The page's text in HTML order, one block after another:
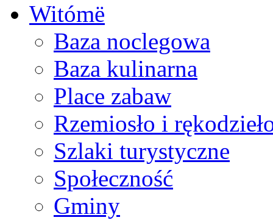
Witómë
Baza noclegowa
Baza kulinarna
Place zabaw
Rzemiosło i
Szlaki turystyczne
Społeczność
Gminy